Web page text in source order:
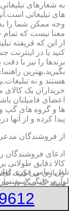
به شعارهای
های تبلیغاتی
وجه ممکن شما را به
معنا نیست که
از این که فریفته
کنید یا در اینترنت
برندها را نیز با
بگیرید.بهترین
هستند و نه
خریداران یک
اعضای فامیلتان
ها و گروه های گپ و
پیدا کرده و از آنها
از فروشندگان
ادعای فروشندگان
کالا دقایق
را بازی می
ببینید که دیگر در
فروشنده ادعا می
شده ای دارد،از او
تلفن تماس فوری
لوازم خانگی